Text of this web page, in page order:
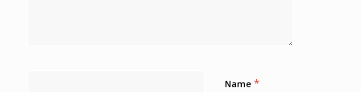
Name *